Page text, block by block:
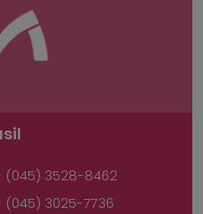
(045) 3528-8462
3025-7736